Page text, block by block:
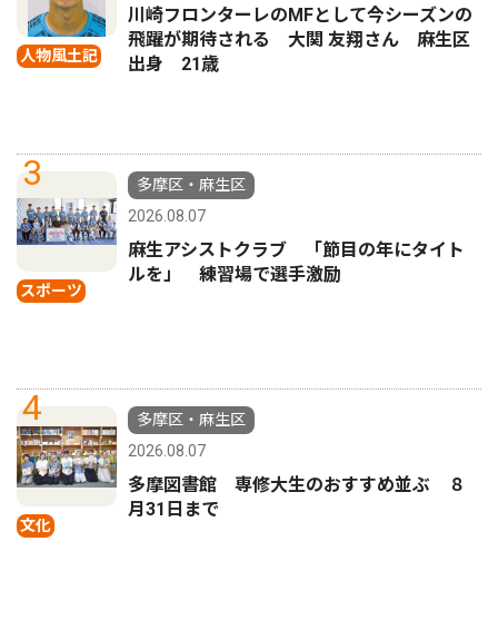
人物風土記
川崎フロンターレのMFとして今シーズンの
飛躍が期待される 大関 友翔さん 麻生区
出身 21歳
3
スポーツ
多摩区・麻生区
2026.08.07
麻生アシストクラブ 「節目の年にタイト
ルを」 練習場で選手激励
4
文化
多摩区・麻生区
2026.08.07
多摩図書館 専修大生のおすすめ並ぶ ８
月31日まで